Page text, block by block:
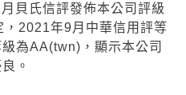
貝氏信評發佈本公司評級
2021年9月中華信用評等
為AA(twn)，顯示本公司
。